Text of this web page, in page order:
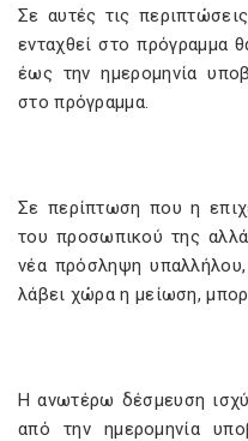
Σε αυτές τις
ενταχθεί στο πρόγραμμα
έως την ημερομηνία
στο πρόγραμμα.
Σε περίπτωση που η
του προσωπικού της
νέα πρόσληψη
λάβει χώρα η μείωση,
Η ανωτέρω δέσμευση
από την ημερομηνία